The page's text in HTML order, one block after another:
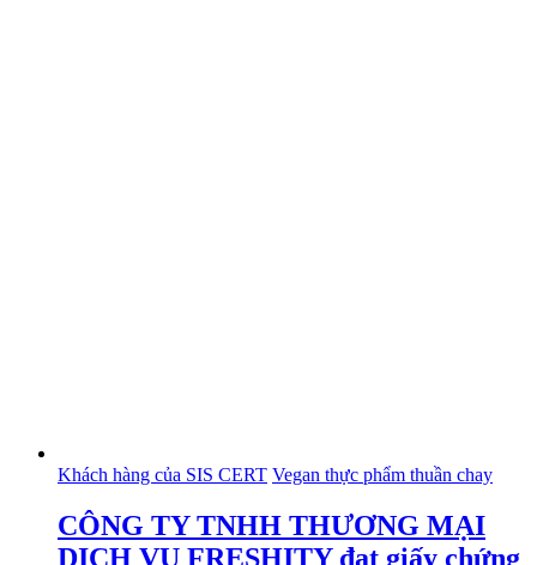
Khách hàng của SIS CERT Vegan thực phẩm thuần chay
CÔNG TY TNHH THƯƠNG MẠI
DỊCH VỤ FRESHITY đạt giấy chứng